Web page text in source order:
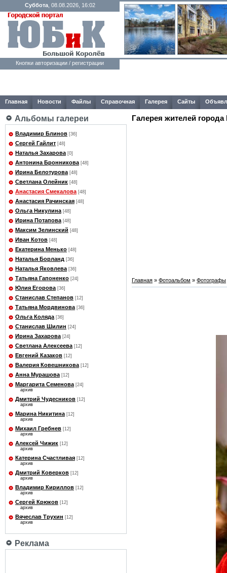
Суббота, 08.08.2026, 16:02
Кнопки авторизации / регистрации
Главная Новости Файлы Справочная Галерея Сайты
Альбомы галереи
Владимир Блинов [36]
Сергей Гайлит [48]
Наталья Захарова [0]
Антонина Бронникова [48]
Ирина Белотурова [48]
Светлана Олейник [48]
Анастасия Смекалова [48]
Анастасия Рачинская [48]
Ольга Никулина [48]
Ирина Потапова [48]
Максим Зелинский [48]
Иван Котов [48]
Екатерина Менько [48]
Наталья Борланд [36]
Наталья Яковлева [36]
Татьяна Гапоненко [24]
Юлия Егорова [36]
Станислав Степанов [12]
Татьяна Мордвинова [36]
Ольга Коляда [36]
Станислав Шилин [24]
Ирина Захарова [24]
Светлана Алексеева [12]
Евгений Казаков [12]
Валерия Ковешникова [12]
Анна Мурашова [12]
Маргарита Семенова [24]
архив
Дмитрий Чудесников [12]
архив
Марина Никитина [12]
архив
Михаил Гребнев [12]
архив
Алексей Чижик [12]
архив
Катерина Счастливая [12]
архив
Дмитрий Коверков [12]
архив
Владимир Кириллов [12]
архив
Сергей Крюков [12]
архив
Вячеслав Трухин [12]
архив
Реклама
Галерея жителей города
Главная » Фотоальбом » Фотографы